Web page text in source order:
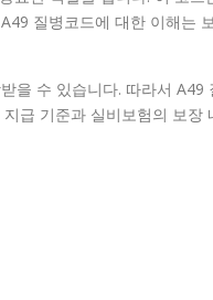
질병코드에 대한 이해는 보
을 수 있습니다. 따라서 A49
급 기준과 실비보험의 보장